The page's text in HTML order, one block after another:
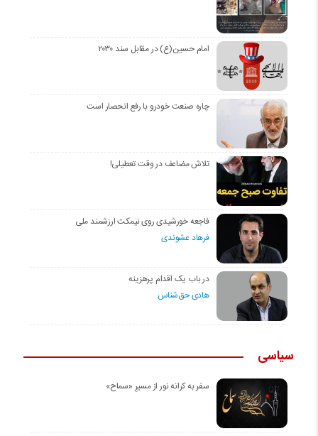
امام حسین(ع) در مقابل سند ۲۰۳۰
چاره صنعت خودرو با رفع انحصار است
تلاش مضاعف در وقت تعطیلی!
فاجعه خورشیدی روی نیمکت ارزشمند ملی
فرهاد عشوندی
در باب یک اقدام پرهزینه
هادی حق‌شناس
سیاسی
سفر به کرانه‌ نور از مسیرِ «سماح»